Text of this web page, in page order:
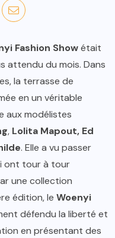
Fashion Showétait
attendu du mois. Dans
la terrasse de
en un véritable
aux modélistes
, Lolita Mapout, Ed
. Elle a vu passer
ont tour à tour
une collection
édition, le Woenyi
défendu la liberté et
en présentant des